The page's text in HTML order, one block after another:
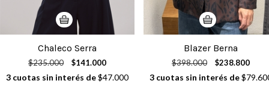
Chaleco Serra
$235.000 $141.000
3 cuotas sin interés de$47.000
Blazer Berna
$398.000 $238.800
3 cuotas sin interés de